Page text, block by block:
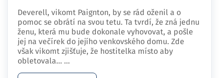
Deverell, vikomt Paignton, by se rád oženil a o
pomoc se obrátí na svou tetu. Ta tvrdí, že zná jednu
ženu, která mu bude dokonale vyhovovat, a pošle
jej na večírek do jejího venkovského domu. Zde
však vikomt zjišťuje, že hostitelka místo aby
obletovala… ...